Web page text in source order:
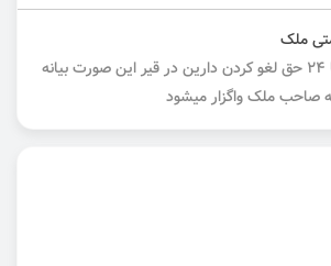
ملک
اگر رزرو انجام بشه تا 24 حق لغو کردن دارین در قیر این صورت بیانه
صاحب ملک واگزار میشود